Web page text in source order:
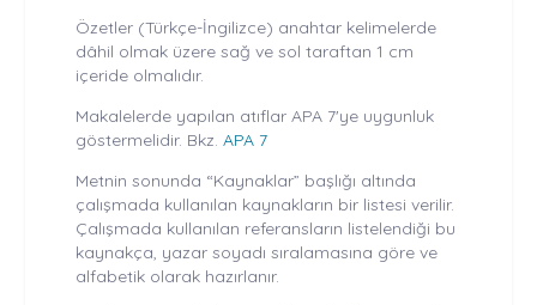
Özetler (Türkçe-İngilizce) anahtar kelimelerde
dâhil olmak üzere sağ ve sol taraftan 1 cm
içeride olmalıdır.
Makalelerde yapılan atıflar APA 7'ye uygunluk
göstermelidir. Bkz. APA 7
Metnin sonunda “Kaynaklar” başlığı altında
çalışmada kullanılan kaynakların bir listesi verilir.
Çalışmada kullanılan referansların listelendiği bu
kaynakça, yazar soyadı sıralamasına göre ve
alfabetik olarak hazırlanır.